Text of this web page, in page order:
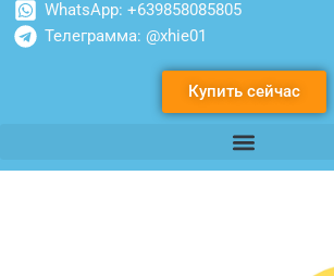
WhatsApp: +639858085805
Телеграмма: @xhie01
Купить сейчас